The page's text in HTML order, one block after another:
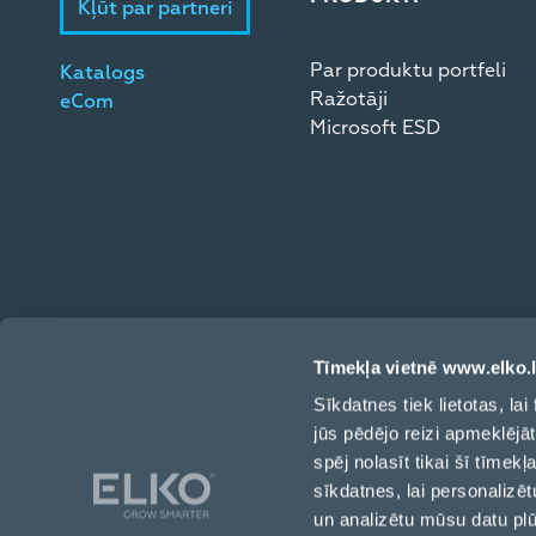
Tīmekļa vietnē
Sīkdatnes tiek lietotas, lai
jūs pēdējo reizi
spēj nolasīt tikai šī
sīkdatnes, lai
un analizētu mūsu datu
Kļūt par partneri
Katalogs
eCom
Par produktu portfeli
Ražotāji
Microsoft ESD
Toma iela 4, Rīga, LV-1003, Latvija
+371 6709 3230